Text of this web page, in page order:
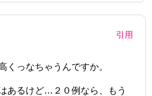
引用
くっなちゃうんですか。
あるけど…２０例なら、もう